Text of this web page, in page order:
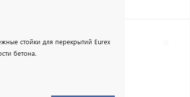
стойки для перекрытий Eurex
бетона.